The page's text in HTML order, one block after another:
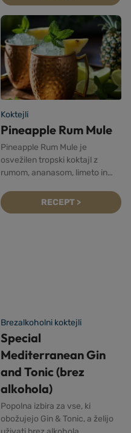
Koktejli
Pineapple Rum Mule
Pineapple Rum Mule je
osvežilen tropski koktajl z
rumom, ananasom, limeto in
bogatim okusom in je odlična
izbira za poletna druženja.
RECEPT >
Brezalkoholni koktejli
Special
Mediterranean Gin
and Tonic (brez
alkohola)
Popolna izbira za vse, ki
obožujejo Gin & Tonic, a želijo